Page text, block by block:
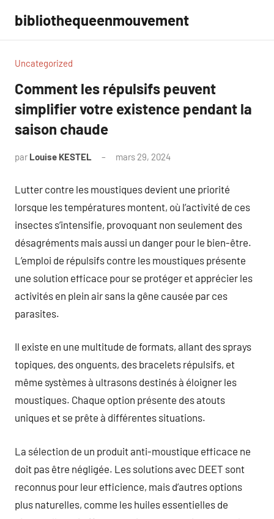
contenu
bibliothequeenmouvement
Uncategorized
Comment les répulsifs peuvent
simplifier votre existence pendant la
saison chaude
par Louise KESTEL mars 29, 2024
Lutter contre les moustiques devient une priorité
lorsque les températures montent, où l’activité de ces
insectes s’intensifie, provoquant non seulement des
désagréments mais aussi un danger pour le bien-être.
L’emploi de répulsifs contre les moustiques présente
une solution efficace pour se protéger et apprécier les
activités en plein air sans la gêne causée par ces
parasites.
Il existe en une multitude de formats, allant des sprays
topiques, des onguents, des bracelets répulsifs, et
même systèmes à ultrasons destinés à éloigner les
moustiques. Chaque option présente des atouts
uniques et se prête à différentes situations.
La sélection de un produit anti-moustique efficace ne
doit pas être négligée. Les solutions avec DEET sont
reconnus pour leur efficience, mais d’autres options
plus naturelles, comme les huiles essentielles de